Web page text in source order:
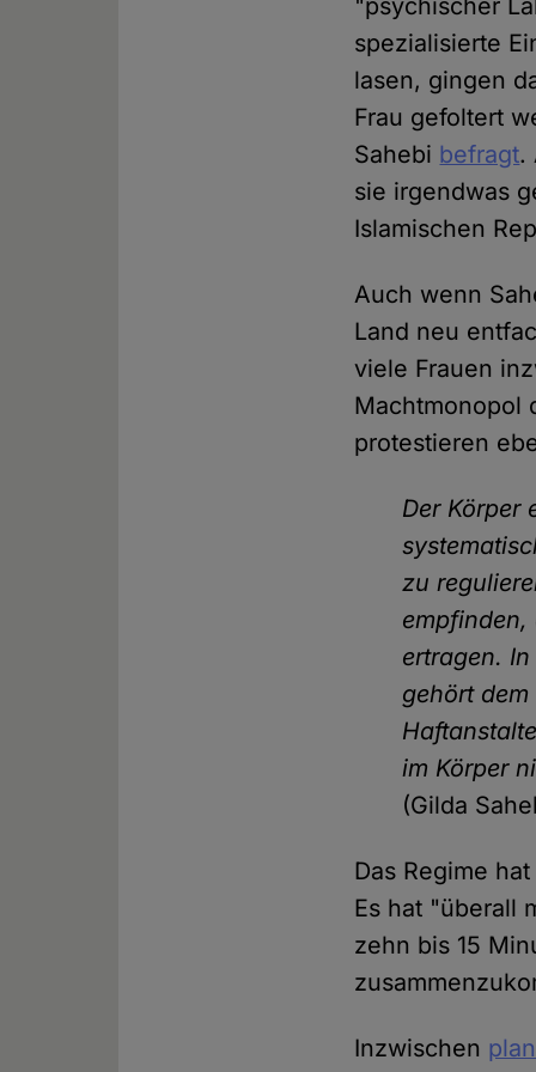
"psychischer
spezialisierte
lasen, gingen
Frau gefoltert
Sahebi befragt.
sie irgendwas
Islamischen
Auch wenn
Land neu
viele Frauen
Machtmonopol
protestieren
Der Körper
zu
empfinden,
ertragen.
gehört
im Körper
(Gilda
Das Regime
Es hat "überall
zehn bis 15
Inzwischen